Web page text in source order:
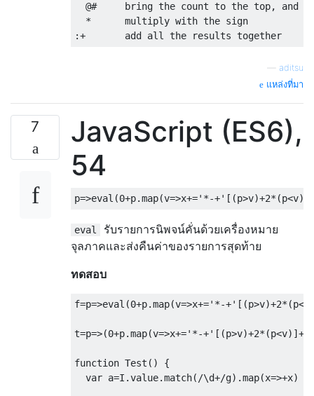
@#     bring the count to the top, and
  *      multiply with the sign
aditsu
แหล่งที่มา
7
JavaScript (ES6),
54
p=>eval (0+p.map(v=>x+='*-+' [(p>v)+2*(p<v
eval
รับรายการนิพจน์คั่นด้วยเครื่องหมาย
จุลภาคและส่งคืนค่าของรายการสุดท้าย
ทดสอบ
f=p=>eval (0+p.map(v=>x+='*-+' [(p>v)+2*(p<
t=p=>(0+p.map(v=>x+='*-+' [(p>v)+2*(p<v)]+(
function Test ()
{
var a=I .value.match( /\d+/g).map(x=>+x)